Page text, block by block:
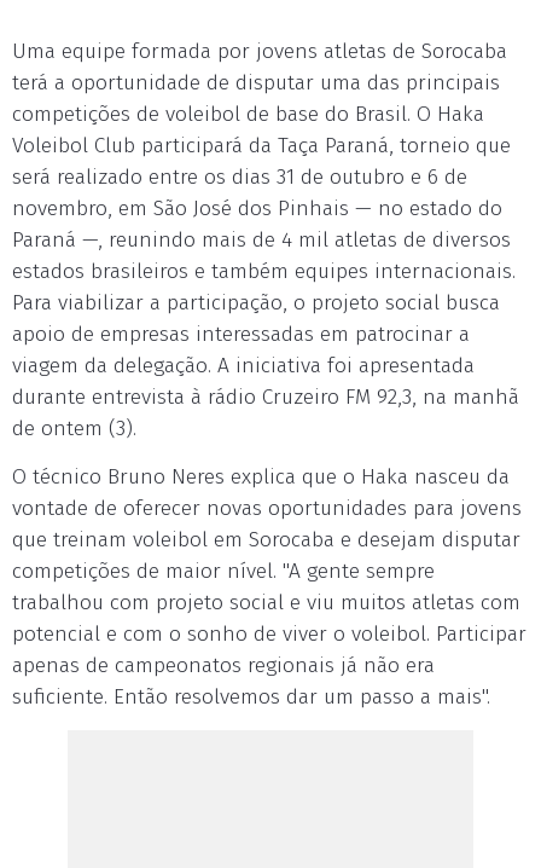
Uma equipe formada por jovens atletas de Sorocaba
terá a oportunidade de disputar uma das principais
competições de voleibol de base do Brasil. O Haka
Voleibol Club participará da Taça Paraná, torneio que
será realizado entre os dias 31 de outubro e 6 de
novembro, em São José dos Pinhais — no estado do
Paraná —, reunindo mais de 4 mil atletas de diversos
estados brasileiros e também equipes internacionais.
Para viabilizar a participação, o projeto social busca
apoio de empresas interessadas em patrocinar a
viagem da delegação. A iniciativa foi apresentada
durante entrevista à rádio Cruzeiro FM 92,3, na manhã
de ontem (3).
O técnico Bruno Neres explica que o Haka nasceu da
vontade de oferecer novas oportunidades para jovens
que treinam voleibol em Sorocaba e desejam disputar
competições de maior nível. "A gente sempre
trabalhou com projeto social e viu muitos atletas com
potencial e com o sonho de viver o voleibol. Participar
apenas de campeonatos regionais já não era
suficiente. Então resolvemos dar um passo a mais".